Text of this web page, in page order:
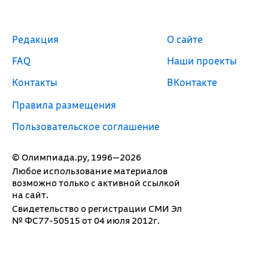
© Олимпиада.ру, 1996—2026
Любое использование материалов
возможно только с активной ссылкой
на сайт.
Свидетельство о регистрации СМИ Эл
№ ФС77-50515 от 04 июля 2012г.
Редакция
FAQ
Контакты
Правила размещения
Пользовательское соглашение
О сайте
Наши проекты
ВКонтакте